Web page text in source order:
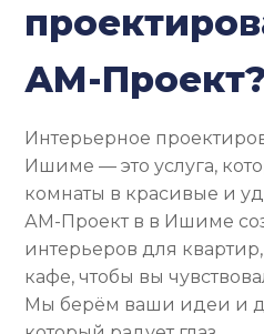
АМ-Проект?
Интерьерное
Ишиме — это услуга,
комнаты в красивые и
АМ-Проект в в Ишиме
интерьеров для
кафе, чтобы вы
Мы берём ваши идеи и